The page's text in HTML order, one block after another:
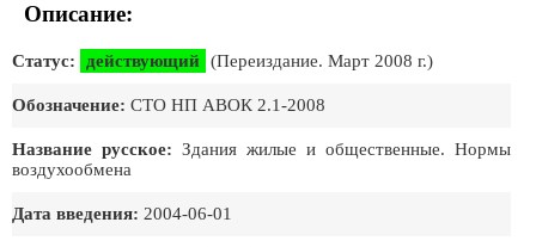
Описание:
Статус: действующий (Переиздание. Март 2008 г.)
Обозначение: СТО НП АВОК 2.1-2008
Название русское: Здания жилые и общественные. Нормы
воздухообмена
Дата введения: 2004-06-01